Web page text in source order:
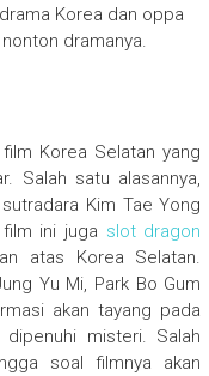
Korea dan oppa
dramanya.
Korea Selatan yang
Salah satu alasannya,
Kim Tae Yong
ini juga slot dragon
atas Korea Selatan.
Yu Mi, Park Bo Gum
akan tayang pada
misteri. Salah
soal filmnya akan